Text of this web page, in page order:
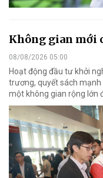
Không gian mới
08/08/2026 05:00
Hoạt động đầu tư khởi
trương, quyết sách mạnh
một không gian rộng lớn